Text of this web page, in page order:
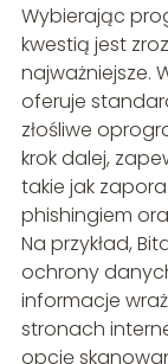
Wybierając
kwestią jest
najważniejsze.
oferuje
złośliwe
krok dalej,
takie jak
phishingiem
Na przykład,
ochrony
informacje
stronach
opcję